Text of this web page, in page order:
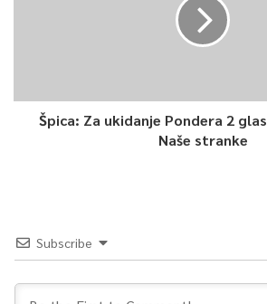
Špica: Za ukidanje Pondera 2
Naše stranke
Subscribe